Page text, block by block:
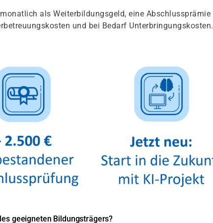
als Weiterbildungsgeld, eine Abschlussprämie
und bei Bedarf Unterbringungskosten.
geeigneten Bildungsträgers?